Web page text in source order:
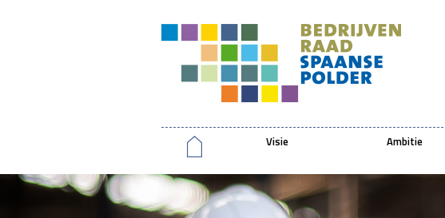
Visie Ambitie